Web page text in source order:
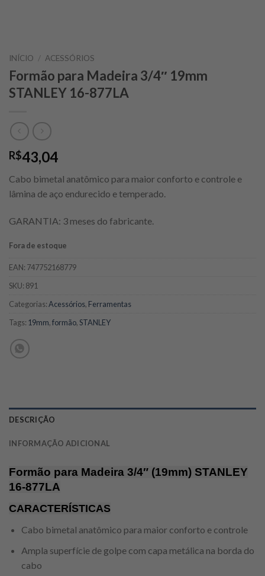
INÍCIO / ACESSÓRIOS
Formão para Madeira 3/4″ 19mm
STANLEY 16-877LA
R$43,04
Cabo bimetal anatômico para maior conforto e controle e
lâmina de aço endurecido e temperado.
GARANTIA: 3 meses do fabricante.
Fora de estoque
EAN: 747752168779
SKU: 891
Categorias:Acessórios, Ferramentas
Tags: 19mm,formão,STANLEY
DESCRIÇÃO
INFORMAÇÃO ADICIONAL
Formão para Madeira 3/4″ (19mm) STANLEY
16-877LA
CARACTERÍSTICAS
Cabo bimetal anatômico para maior conforto e controle
Ampla superfície de golpe com capa metálica na borda do
cabo